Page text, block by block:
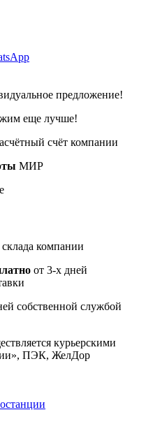
предложение!
еще лучше!
счёт компании
МИР
склада компании
от 3-х дней
собственной службой
курьерскими
ПЭК, ЖелДор